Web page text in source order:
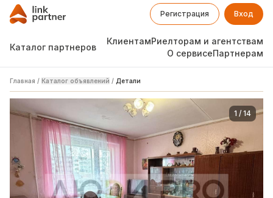
Регистрация Вход
Каталог партнеров
КлиентамРиелторам и агентствам
О сервисеПартнерам
Главная / Каталог объявлений / Детали
1 / 14